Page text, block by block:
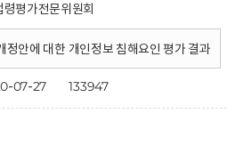
령평가전문위원회
정안에 대한 개인정보 침해요인 평가 결과
07-27 133947